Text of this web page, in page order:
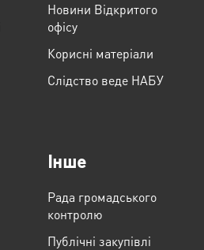
Новини Відкритого
офісу
Корисні матеріали
Слідство веде НАБУ
Інше
Рада громадського
контролю
Публічні закупівлі